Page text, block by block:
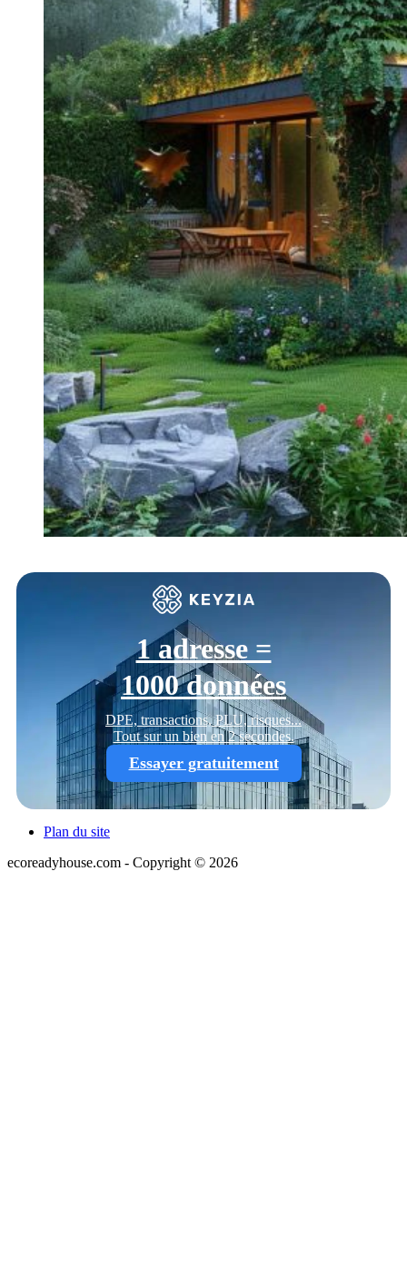
1 adresse =
1000 données
DPE, transactions, PLU, risques...
Tout sur un bien en 2 secondes.
Essayer gratuitement
Plan du site
ecoreadyhouse.com - Copyright © 2026